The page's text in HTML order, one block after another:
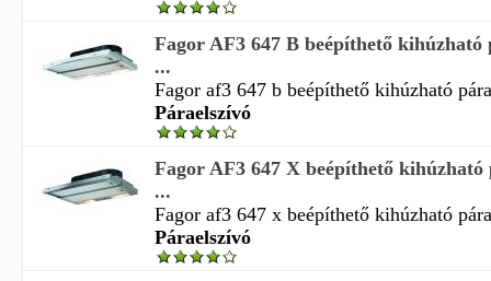
Fagor AF3 647 B beépíthető kihúzható
...
Fagor af3 647 b beépíthető kihúzható
Páraelszívó
Fagor AF3 647 X beépíthető kihúzható
...
Fagor af3 647 x beépíthető kihúzható
Páraelszívó